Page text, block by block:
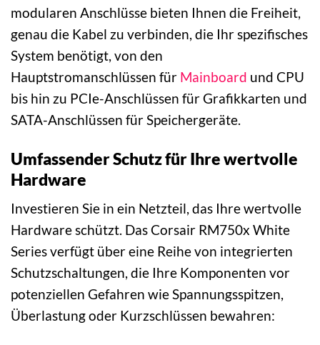
modularen Anschlüsse bieten Ihnen die Freiheit,
genau die Kabel zu verbinden, die Ihr spezifisches
System benötigt, von den
Hauptstromanschlüssen für Mainboard und CPU
bis hin zu PCIe-Anschlüssen für Grafikkarten und
SATA-Anschlüssen für Speichergeräte.
Umfassender Schutz für Ihre wertvolle
Hardware
Investieren Sie in ein Netzteil, das Ihre wertvolle
Hardware schützt. Das Corsair RM750x White
Series verfügt über eine Reihe von integrierten
Schutzschaltungen, die Ihre Komponenten vor
potenziellen Gefahren wie Spannungsspitzen,
Überlastung oder Kurzschlüssen bewahren: